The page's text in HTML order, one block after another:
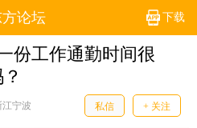
下载
方论坛
份工作通勤时间很
江宁波 私信 + 关注